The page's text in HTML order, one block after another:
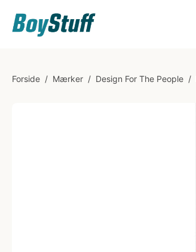
Forside / Mærker / Design For The People /